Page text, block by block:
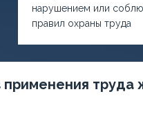
нарушением или
правил охраны труда